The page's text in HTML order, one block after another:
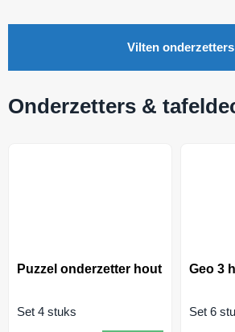
Vilten onderzetters
Onderzetters &
Puzzel onderzetter hout
Set 4 stuks
Geo 3
Set 6